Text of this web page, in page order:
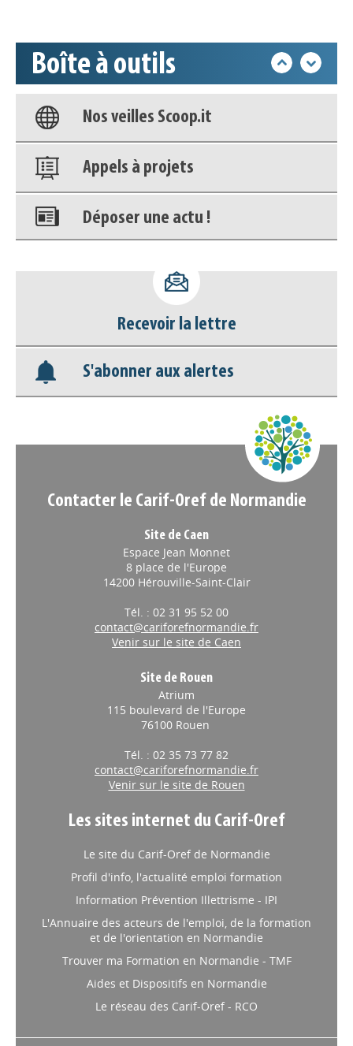
Boîte à outils
Base documentaire
Nos veilles Scoop.it
Appels à projets
Déposer une actu !
déconnecter)
Base documentaire
Nos veilles Scoop.it
Recevoir la lettre
S'abonner aux alertes
Contacter le Carif-Oref de Normandie
Site de Caen
Espace Jean Monnet
8 place de l'Europe
14200 Hérouville-Saint-Clair
Tél. : 02 31 95 52 00
contact@cariforefnormandie.fr
Venir sur le site de Caen
Site de Rouen
Atrium
115 boulevard de l'Europe
76100 Rouen
Tél. : 02 35 73 77 82
contact@cariforefnormandie.fr
Venir sur le site de Rouen
Les sites internet du Carif-Oref
Le site du Carif-Oref de Normandie
Profil d'info, l'actualité emploi formation
Information Prévention Illettrisme - IPI
L'Annuaire des acteurs de l'emploi, de la formation
et de l'orientation en Normandie
Trouver ma Formation en Normandie - TMF
Aides et Dispositifs en Normandie
Le réseau des Carif-Oref - RCO